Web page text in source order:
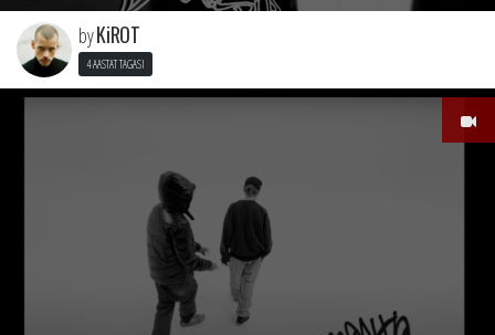
byKiROT
4 AASTAT TAGASI